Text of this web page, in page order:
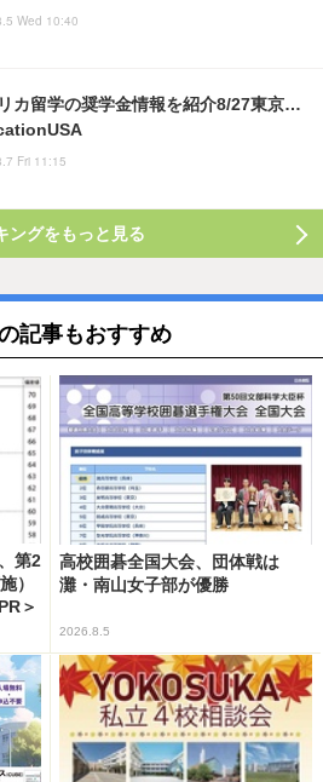
Wed 10:40
カ留学の奨学金情報を紹介8/27東京…
Fri 11:15
ングをもっと見る
記事もおすすめ
第2
）
＞
高校囲碁全国大会、団体戦は
灘・南山女子部が優勝
2026.8.5